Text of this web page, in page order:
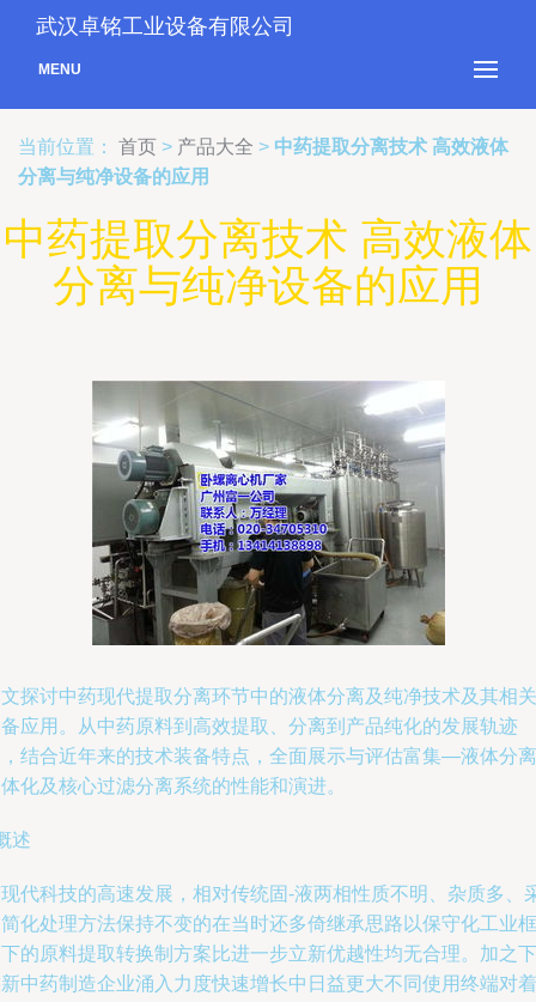
武汉卓铭工业设备有限公司
MENU
当前位置： 首页 > 产品大全 > 中药提取分离技术 高效液体
分离与纯净设备的应用
中药提取分离技术 高效液体
分离与纯净设备的应用
探讨中药现代提取分离环节中的液体分离及纯净技术及其相关
应用。从中药原料到高效提取、分离到产品纯化的发展轨迹
结合近年来的技术装备特点，全面展示与评估富集—液体分离
化及核心过滤分离系统的性能和演进。
述
代科技的高速发展，相对传统固-液两相性质不明、杂质多、
化处理方法保持不变的在当时还多倚继承思路以保守化工业框
的原料提取转换制方案比进一步立新优越性均无合理。加之下
中药制造企业涌入力度快速增长中日益更大不同使用终端对着